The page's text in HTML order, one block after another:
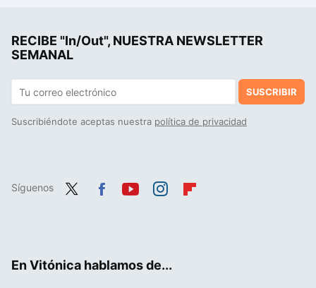
RECIBE "In/Out", NUESTRA NEWSLETTER
SEMANAL
SUSCRIBIR
Suscribiéndote aceptas nuestra política de privacidad
Síguenos
En Vitónica hablamos de...